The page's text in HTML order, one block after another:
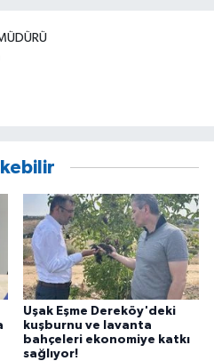
Uşak Eşme Dereköy'deki
kuşburnu ve lavanta
bahçeleri ekonomiye katkı
sağlıyor!